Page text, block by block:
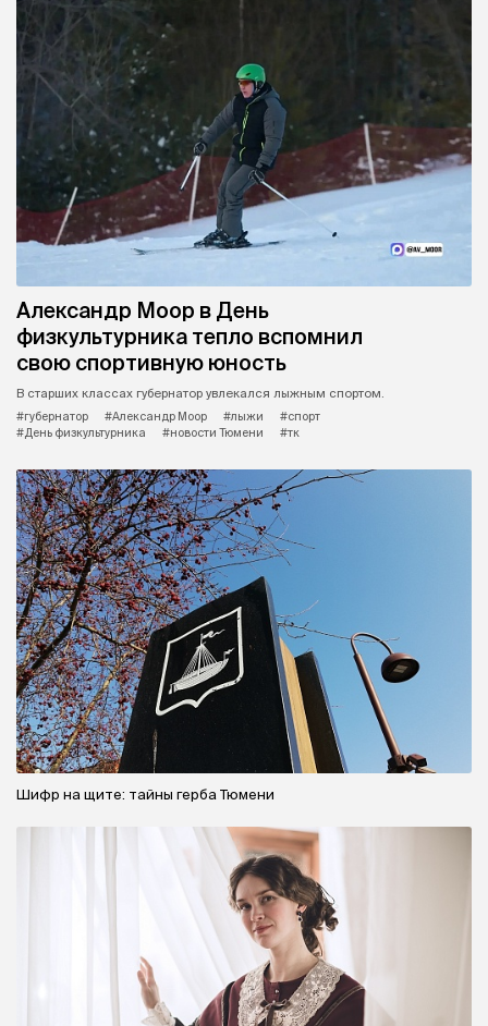
Александр Моор в День
физкультурника тепло вспомнил
свою спортивную юность
В старших классах губернатор увлекался лыжным спортом.
#губернатор
#Александр Моор #лыжи
#спорт
#День физкультурника
#новости Тюмени #тк
Шифр на щите: тайны герба Тюмени